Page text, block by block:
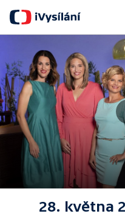
28. května